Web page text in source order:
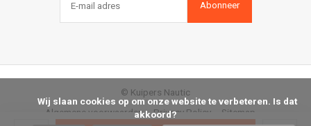
Abonneer
Algemene voorwaarden Privacy Policy Sitemap
© Kuipers Nautic
akkoord?